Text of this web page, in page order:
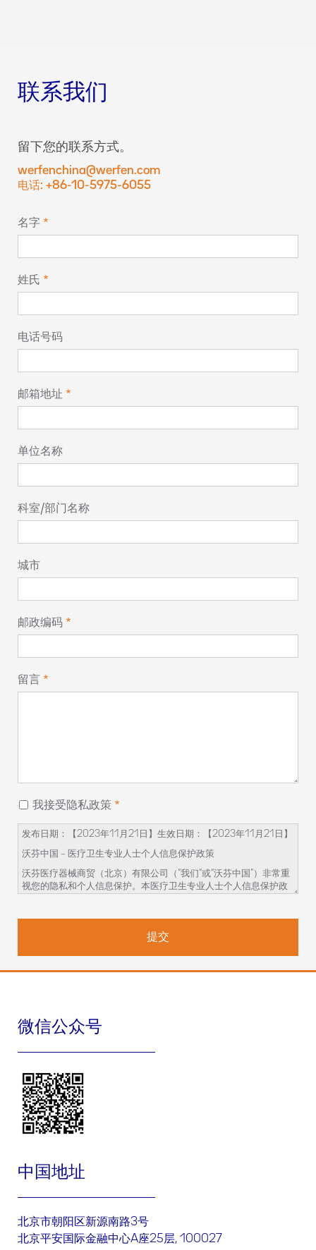
联系我们
留下您的联系方式。
werfenchina@werfen.com
电话: +86-10-5975-6055
名字
姓氏
电话号码
邮箱地址
单位名称
科室/部门名称
城市
邮政编码
留言
我接受隐私政策
发布日期：【2023年11 月 21 日】生效日期：【2023年11 月 21 日】
沃芬中国 – 医疗卫生专业人士个人信息保护政策
沃芬医疗器械商贸（北京）有限公司（“我们”或“沃芬中国”）非常重
视您的隐私和个人信息保护。本医疗卫生专业人士个人信息保护政
在您开始参与相关的学术活动前，请务必仔细阅读并透彻理解本政
。如对本政策内容有任何疑问、意见或建议，您可通过本政策提
供的联系方式与我们联系。
码、医疗机构、科室、城市、邮政编码、您的具体问题和请求，用
与您进行产品需求的联络
我们如何共享、转让、公开披露、委托处理您的个人信息
协助或代表我们为您提供本政策项下的相关服务。我们仅会出于本
供服务所需信息，且我们将会通过协议要求其不得将此信息用于其
他用途，其将单独征得您的同意。
共享
微信公众号
中国地址
北京市朝阳区新源南路3号
北京平安国际金融中心A座25层, 100027